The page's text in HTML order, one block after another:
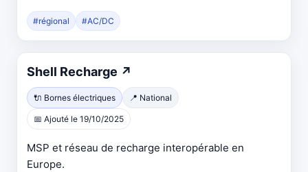
#régional #AC/DC
Shell Recharge ↗
🔌 Bornes électriques 📍 National
📅 Ajouté le 19/10/2025
MSP et réseau de recharge interopérable en
Europe.